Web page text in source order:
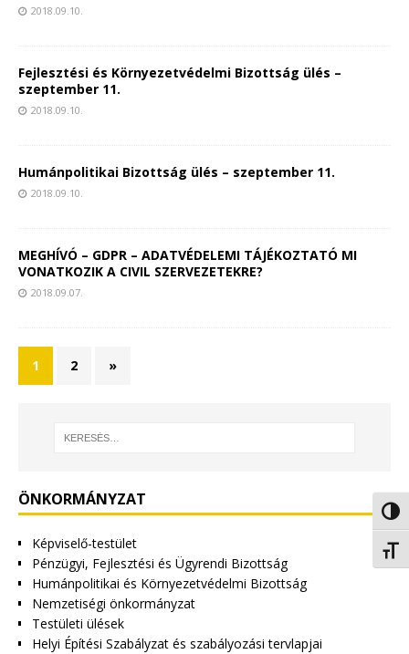
2018.09.10.
Fejlesztési és Környezetvédelmi Bizottság ülés –
szeptember 11.
2018.09.10.
Humánpolitikai Bizottság ülés – szeptember 11.
2018.09.10.
MEGHÍVÓ – GDPR – ADATVÉDELEMI TÁJÉKOZTATÓ MI
VONATKOZIK A CIVIL SZERVEZETEKRE?
2018.09.07.
1 2 »
ÖNKORMÁNYZAT
Képviselő-testület
Pénzügyi, Fejlesztési és Ügyrendi Bizottság
Humánpolitikai és Környezetvédelmi Bizottság
Nemzetiségi önkormányzat
Testületi ülések
Helyi Építési Szabályzat és szabályozási tervlapjai